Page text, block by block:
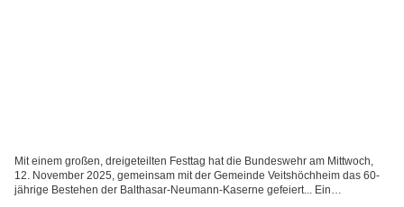
Mit einem großen, dreigeteilten Festtag hat die Bundeswehr am Mittwoch,
12. November 2025, gemeinsam mit der Gemeinde Veitshöchheim das 60-
jährige Bestehen der Balthasar-Neumann-Kaserne gefeiert... Ein